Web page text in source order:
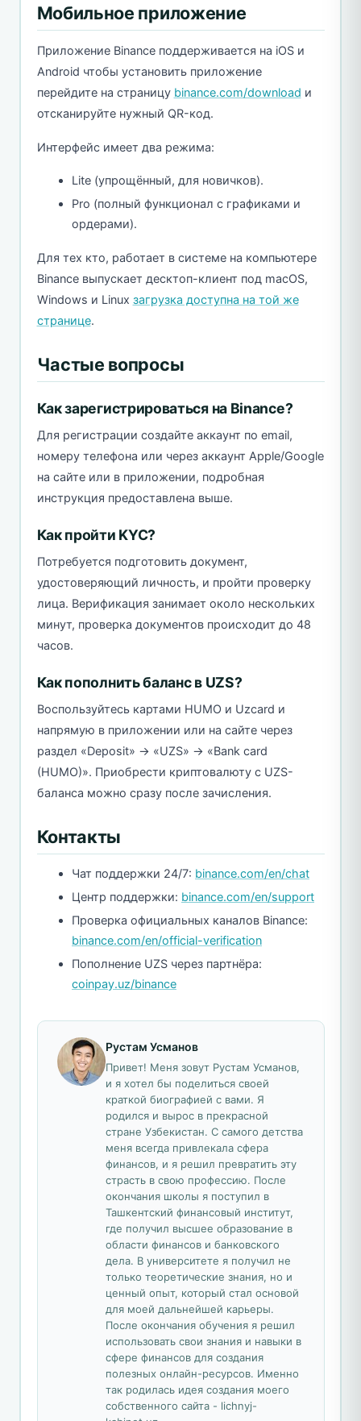
Мобильное приложение
Приложение Binance поддерживается на iOS и
Android чтобы установить приложение
перейдите на страницу binance.com/download и
отсканируйте нужный QR-код.
Интерфейс имеет два режима:
Lite (упрощённый, для новичков).
Pro (полный функционал с графиками и
ордерами).
Для тех кто, работает в системе на компьютере
Binance выпускает десктоп-клиент под macOS,
Windows и Linux загрузка доступна на той же
странице.
Частые вопросы
Как зарегистрироваться на Binance?
Для регистрации создайте аккаунт по email,
номеру телефона или через аккаунт Apple/Google
на сайте или в приложении, подробная
инструкция предоставлена выше.
Как пройти KYC?
Потребуется подготовить документ,
удостоверяющий личность, и пройти проверку
лица. Верификация занимает около нескольких
минут, проверка документов происходит до 48
часов.
Как пополнить баланс в UZS?
Воспользуйтесь картами HUMO и Uzcard и
напрямую в приложении или на сайте через
раздел «Deposit» → «UZS» → «Bank card
(HUMO)». Приобрести криптовалюту с UZS-
баланса можно сразу после зачисления.
Контакты
Чат поддержки 24/7: binance.com/en/chat
Центр поддержки: binance.com/en/support
Проверка официальных каналов Binance:
binance.com/en/official-verification
Пополнение UZS через партнёра:
coinpay.uz/binance
Рустам Усманов
Привет! Меня зовут Рустам Усманов,
и я хотел бы поделиться своей
краткой биографией с вами. Я
родился и вырос в прекрасной
стране Узбекистан. С самого детства
меня всегда привлекала сфера
финансов, и я решил превратить эту
страсть в свою профессию. После
окончания школы я поступил в
Ташкентский финансовый институт,
где получил высшее образование в
области финансов и банковского
дела. В университете я получил не
только теоретические знания, но и
ценный опыт, который стал основой
для моей дальнейшей карьеры.
После окончания обучения я решил
использовать свои знания и навыки в
сфере финансов для создания
полезных онлайн-ресурсов. Именно
так родилась идея создания моего
собственного сайта - lichnyj-